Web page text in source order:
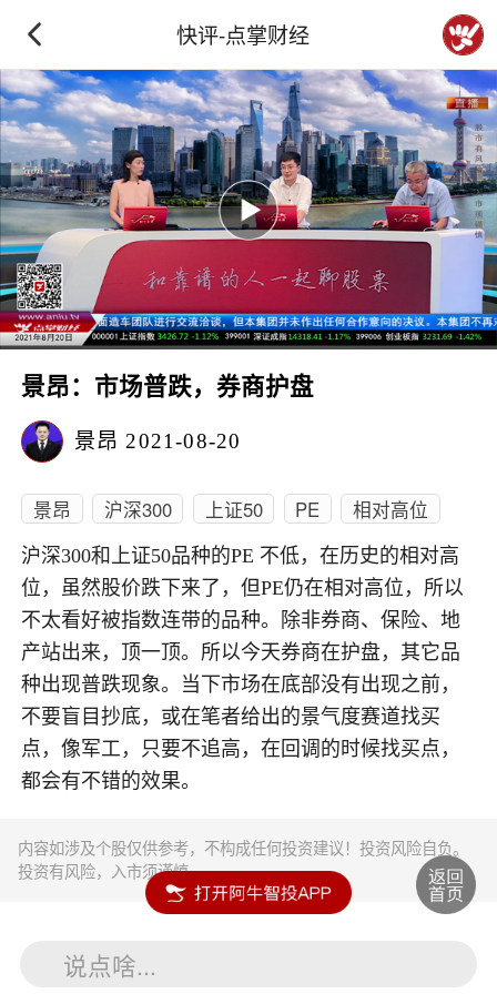
快评-点掌财经
景昂：市场普跌，券商护盘
景昂 2021-08-20
景昂 沪深300 上证50 PE 相对高位
沪深300和上证50品种的PE 不低，在历史的相对高
位，虽然股价跌下来了，但PE仍在相对高位，所以
不太看好被指数连带的品种。除非券商、保险、地
产站出来，顶一顶。所以今天券商在护盘，其它品
种出现普跌现象。当下市场在底部没有出现之前，
不要盲目抄底，或在笔者给出的景气度赛道找买
点，像军工，只要不追高，在回调的时候找买点，
都会有不错的效果。
内容如涉及个股仅供参考，不构成任何投资建议！投资风险自负。
投资有风险，入市须谨慎。
说点啥...